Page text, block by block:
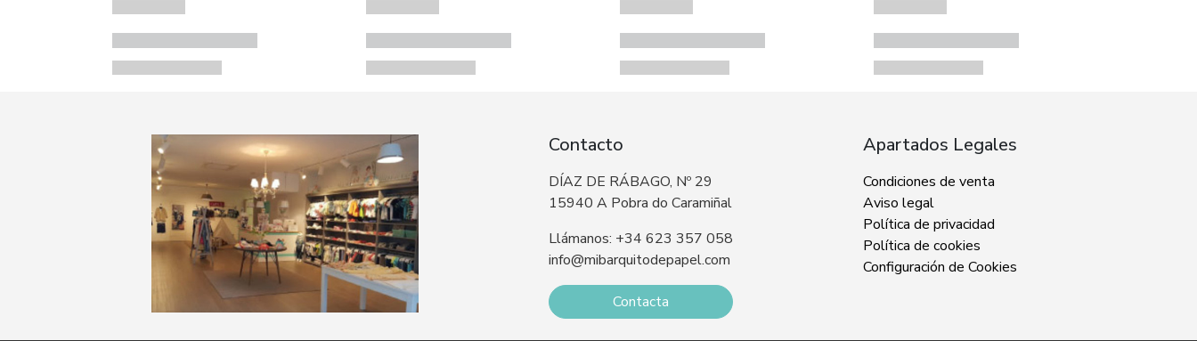
Contacto
DÍAZ DE RÁBAGO, Nº 29
15940 A Pobra do Caramiñal
Llámanos: +34 623 357 058
info@mibarquitodepapel.com
Contacta
Apartados Legales
Condiciones de venta
Aviso legal
Política de privacidad
Política de cookies
Configuración de Cookies